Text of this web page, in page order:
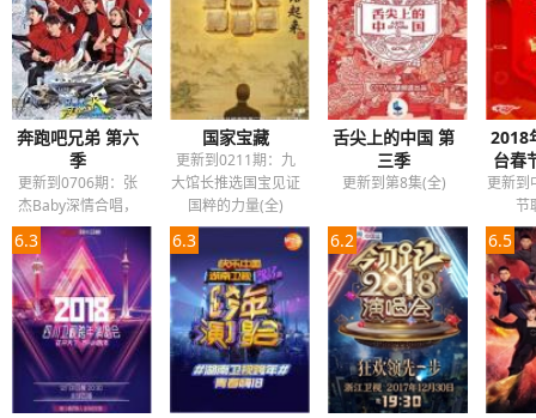
奔跑吧兄弟 第六
季
更新到0706期：张
杰Baby深情合唱，
邓超穿熊服跳舞
国家宝藏
更新到0211期：九
大馆长推选国宝见证
国粹的力量(全)
舌尖上的中国 第
三季
更新到第8集(全)
2018
台春
更新到
节
6.3 6.3 6.2 6.5